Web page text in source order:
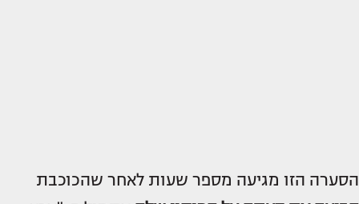
הסערה הזו מגיעה מספר שעות לאחר שהכוכבת